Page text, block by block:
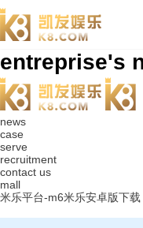
entreprise's
news
case
serve
recruitment
contact us
mall
米乐平台-m6米乐安卓版下载